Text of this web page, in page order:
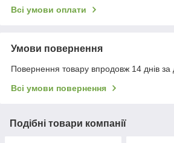
Всі умови оплати
Умови повернення
Повернення товару впродовж 14 днів за
Всі умови повернення
Подібні товари компанії